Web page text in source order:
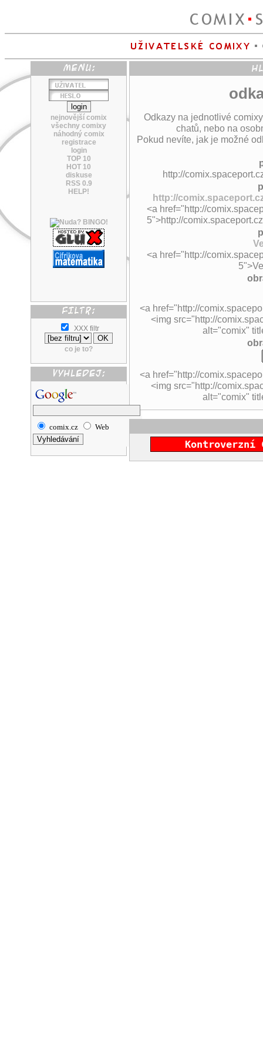
nejnovější comix
všechny comixy
náhodný comix
registrace
login
TOP 10
HOT 10
diskuse
RSS 0.9
HELP!
XXX filtr
co je to?
comix.cz Web
Odkazy na jednotlivé
chatů, nebo na
Pokud nevíte, jak je možné
http://
http://
<a href="http://
5">http://
<a href="http://
<a href="http://
<img src="http://
alt="comix"
<a href="http://
<img src="http://
alt="comix"
Kontroverzní